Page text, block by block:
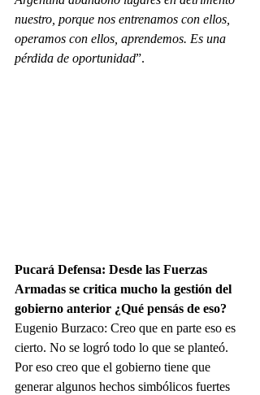
nuestro, porque nos entrenamos con ellos,
operamos con ellos, aprendemos. Es una
pérdida de oportunidad”.
Pucará Defensa: Desde las Fuerzas
Armadas se critica mucho la gestión del
gobierno anterior ¿Qué pensás de eso?
Eugenio Burzaco: Creo que en parte eso es
cierto. No se logró todo lo que se planteó.
Por eso creo que el gobierno tiene que
generar algunos hechos simbólicos fuertes